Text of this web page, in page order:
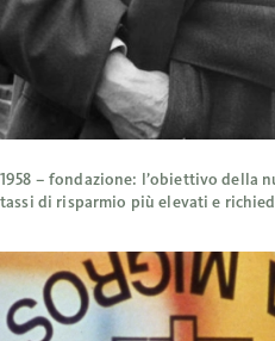
1958 – fondazione: l’obiettivo della
tassi di risparmio più elevati e